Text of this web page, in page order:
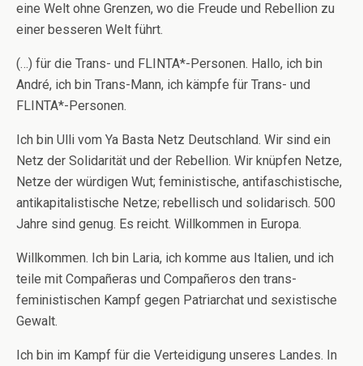
eine Welt ohne Grenzen, wo die Freude und Rebellion zu
einer besseren Welt führt.
(…) für die Trans- und FLINTA*-Personen. Hallo, ich bin
André, ich bin Trans-Mann, ich kämpfe für Trans- und
FLINTA*-Personen.
Ich bin Ulli vom Ya Basta Netz Deutschland. Wir sind ein
Netz der Solidarität und der Rebellion. Wir knüpfen Netze,
Netze der würdigen Wut; feministische, antifaschistische,
antikapitalistische Netze; rebellisch und solidarisch. 500
Jahre sind genug. Es reicht. Willkommen in Europa.
Willkommen. Ich bin Laria, ich komme aus Italien, und ich
teile mit Compañeras und Compañeros den trans-
feministischen Kampf gegen Patriarchat und sexistische
Gewalt.
Ich bin im Kampf für die Verteidigung unseres Landes. In